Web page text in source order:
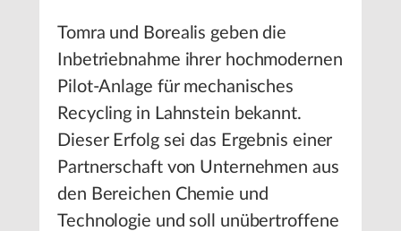
Tomra und Borealis geben die
Inbetriebnahme ihrer hochmodernen
Pilot-Anlage für mechanisches
Recycling in Lahnstein bekannt.
Dieser Erfolg sei das Ergebnis einer
Partnerschaft von Unternehmen aus
den Bereichen Chemie und
Technologie und soll unübertroffene